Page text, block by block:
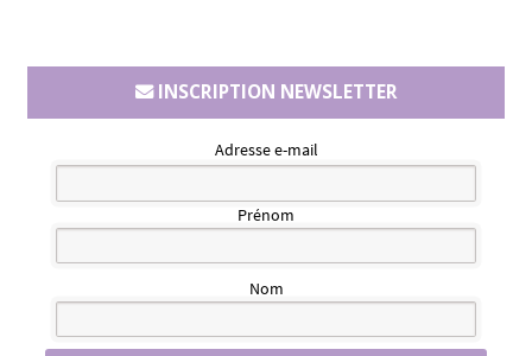
INSCRIPTION NEWSLETTER
Adresse e-mail
Prénom
Nom